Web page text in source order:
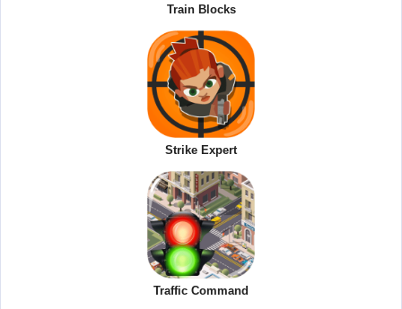
Train Blocks
Strike Expert
Traffic Command